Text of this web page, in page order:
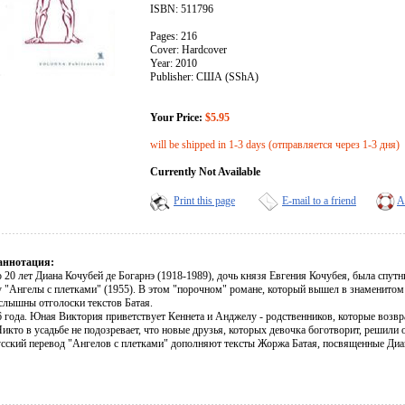
ISBN: 511796
Pages: 216
Cover: Hardcover
Year: 2010
Publisher: США (SShA)
Your Price: $5.95
will be shipped in 1-3 days (отправляется через 1-3 дня)
Currently Not Available
Print this page E-mail to a friend
20 лет Диана Кочубей де Богарнэ (1918-1989), дочь князя Евгения Кочубея, была
"Ангелы с плетками" (1955). В этом "порочном" романе, который вышел в знаменитом
отголоски текстов Батая.
Юная Виктория приветствует Кеннета и Анджелу - родственников, которые
в усадьбе не подозревает, что новые друзья, которых девочка боготворит,
перевод "Ангелов с плетками" дополняют тексты Жоржа Батая, посвященные